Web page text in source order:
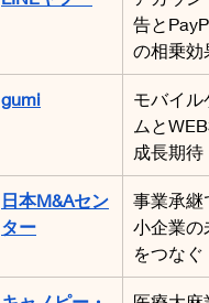
告と
の相乗効
gumi
モバイル
ムと
成長期待
日本M&Aセン
ター
事業承継
小企業の
をつなぐ